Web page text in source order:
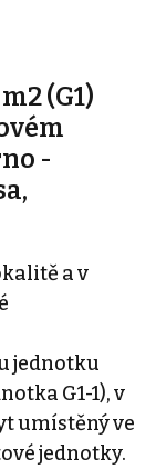
(G1)
-
a v
jednotku
G1-1), v
umístěný ve
jednotky.